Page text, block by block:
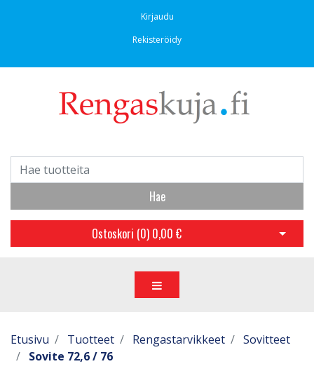
Kirjaudu
Rekisteröidy
Hae
Ostoskori (0) 0,00 € Avaa
Etusivu Tuotteet Rengastarvikkeet
Sovitteet
Sovite 72,6 / 76